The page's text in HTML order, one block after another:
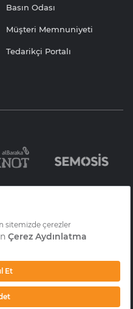
Basın Odası
Müşteri Memnuniyeti
Tedarikçi Portalı
KVKK Aydınlatma
Metni